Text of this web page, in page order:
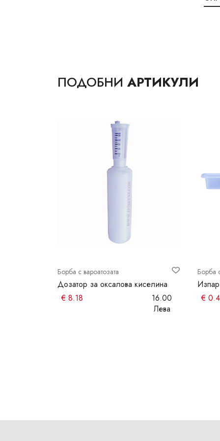
ПОДОБНИ АРТИКУЛИ
Борба с вароатозата
Дозатор за оксалова киселина
€ 8.18
16.00
Лева
Борба
€